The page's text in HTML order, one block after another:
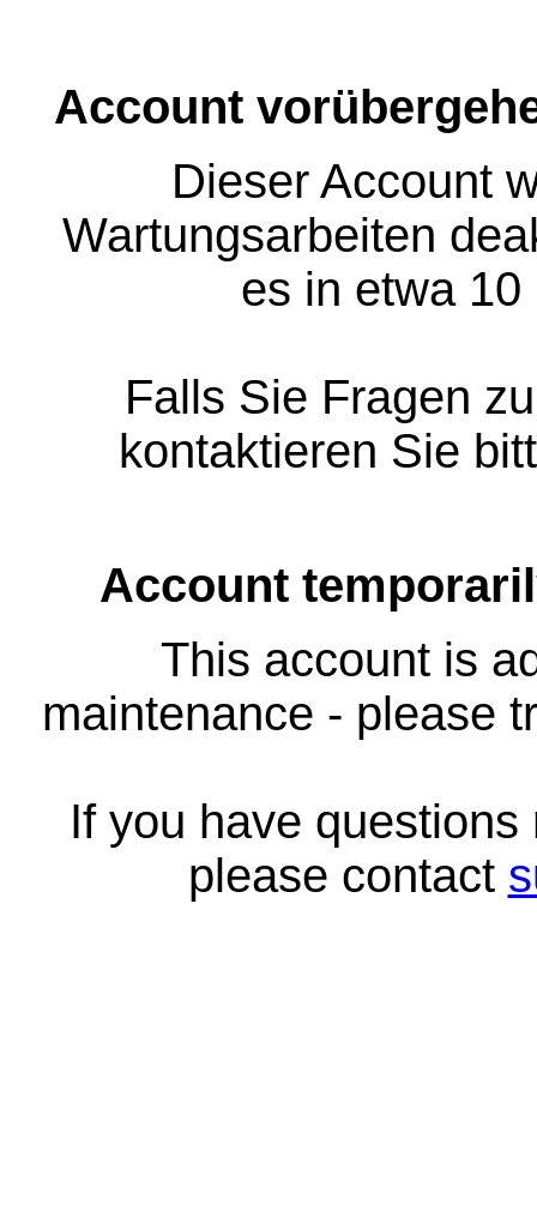
Account
Dieser Account
Wartungsarbeiten
es in etwa
Falls Sie Fragen
kontaktieren Sie
Account
This account is
maintenance - please
If you have
please contact